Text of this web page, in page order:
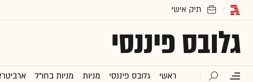
גלובס פיננסי
ראשי גלובס פיננסי מניות מניות בחו"ל